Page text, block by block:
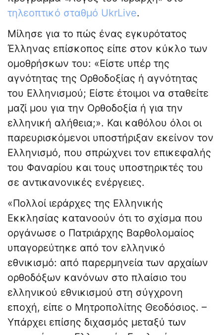
τηλεοπτικό σταθμό UkrLive.
Μίλησε για το πώς ένας εγκυρότατος
Έλληνας επίσκοπος είπε στον κύκλο των
ομοθρήσκων του: «Είστε υπέρ της
αγνότητας της Ορθοδοξίας ή αγνότητας
του Ελληνισμού; Είστε έτοιμοι να σταθείτε
μαζί μου για την Ορθοδοξία ή για την
ελληνική αλήθεια;». Και καθόλου όλοι οι
παρευρισκόμενοι υποστήριξαν εκείνον τον
Ελληνισμό, που σπρώχνει τον επικεφαλής
του Φαναρίου και τους υποστηρικτές του
σε αντικανονικές ενέργειες.
«Πολλοί ιεράρχες της Ελληνικής
Εκκλησίας κατανοούν ότι το σχίσμα που
οργάνωσε ο Πατριάρχης Βαρθολομαίος
υπαγορεύτηκε από τον ελληνικό
εθνικισμό: από παρερμηνεία των αρχαίων
ορθοδόξων κανόνων στο πλαίσιο του
ελληνικού εθνικισμού στη σύγχρονη
εποχή, είπε ο Μητροπολίτης Θεοδόσιος. –
Υπάρχει επίσης διχασμός μεταξύ των